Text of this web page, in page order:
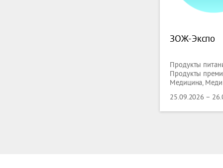
ЗОЖ-Экспо
Продукты
Продукты
Медицина,
Фармацевтика,
25.09.2026 –